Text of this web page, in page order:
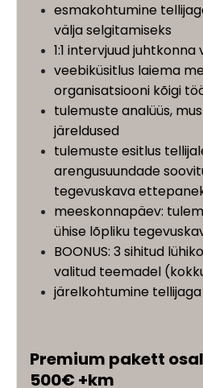
esmakohtumine
välja selgitamiseks
1:1 intervjuud
veebiküsitlus laiema
organisatsiooni kõigi
tulemuste analüüs,
järeldused
tulemuste esitlus
arengusuundade
tegevuskava
meeskonnapäev:
ühise lõpliku
BOONUS: 3 sihitud
valitud teemadel
järelkohtumine
Premium pakett
500€ +km